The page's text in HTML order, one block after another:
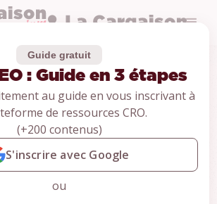
Guide gratuit
: Guide en 3 étapes
au guide en vous inscrivant à
de ressources CRO.
(+200 contenus)
S'inscrire avec Google
ou
SEO : Guide
AUX MEMBRES
au contenu,